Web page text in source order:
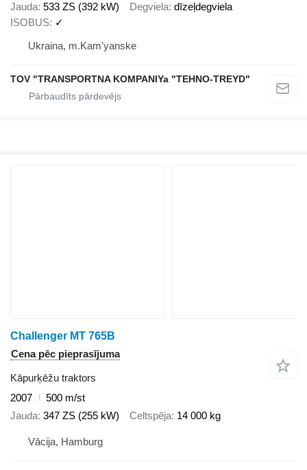
Jauda 533 ZS (392 kW) Degviela dīzeļdegviela
ISOBUS ✓
Ukraina, m.Kam'yanske
TOV "TRANSPORTNA KOMPANIYa "TEHNO-TREYD"
Challenger MT 765B
Cena pēc pieprasījuma
Kāpurķēžu traktors
2007
500 m/st
Jauda 347 ZS (255 kW) Celtspēja 14 000 kg
Vācija, Hamburg